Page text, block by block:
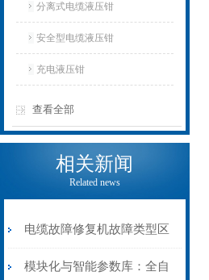
分离式电缆液压钳
安全型电缆液压钳
充电液压钳
查看全部
相关新闻
Related news
电缆故障修复机故障类型区
分指南：从“绝缘电
模块化与智能参数库：全自